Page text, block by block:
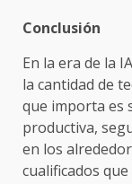
Conclusión
En la era de la
la cantidad de
que importa es
productiva,
en los
cualificados